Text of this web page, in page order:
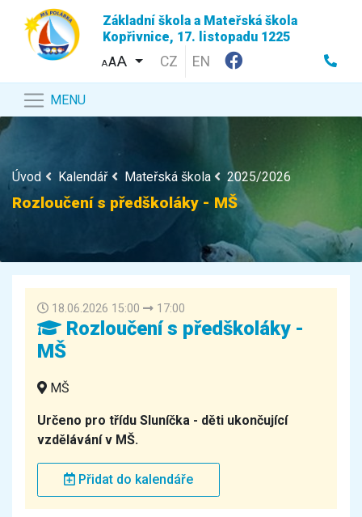
Základní škola a Mateřská škola
Kopřivnice, 17. listopadu 1225
AA CZ EN
MENU
Úvod Kalendář Mateřská škola 2025/2026
Rozloučení s předškoláky - MŠ
18.06.2026 15:00 17:00
Rozloučení s předškoláky -
MŠ
MŠ
Určeno pro třídu Sluníčka - děti ukončující
vzdělávání v MŠ.
Přidat do kalendáře